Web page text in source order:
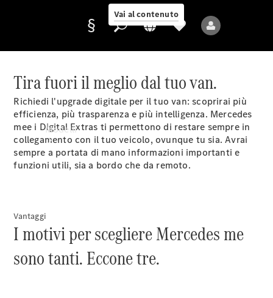
Vai al contenuto
Fornitore/protezione
dati
Modelli
Tutti i modelli
Nuovi modelli
Tira fuori il meglio dal tuo van.
Richiedi l'upgrade digitale per il tuo van: scoprirai più
efficienza, più trasparenza e più intelligenza. Mercedes
mee i Digital Extras ti permettono di restare sempre in
collegamento con il tuo veicolo, ovunque tu sia. Avrai
sempre a portata di mano informazioni importanti e
funzioni utili, sia a bordo che da remoto.
Vantaggi
I motivi per scegliere Mercedes me
sono tanti. Eccone tre.